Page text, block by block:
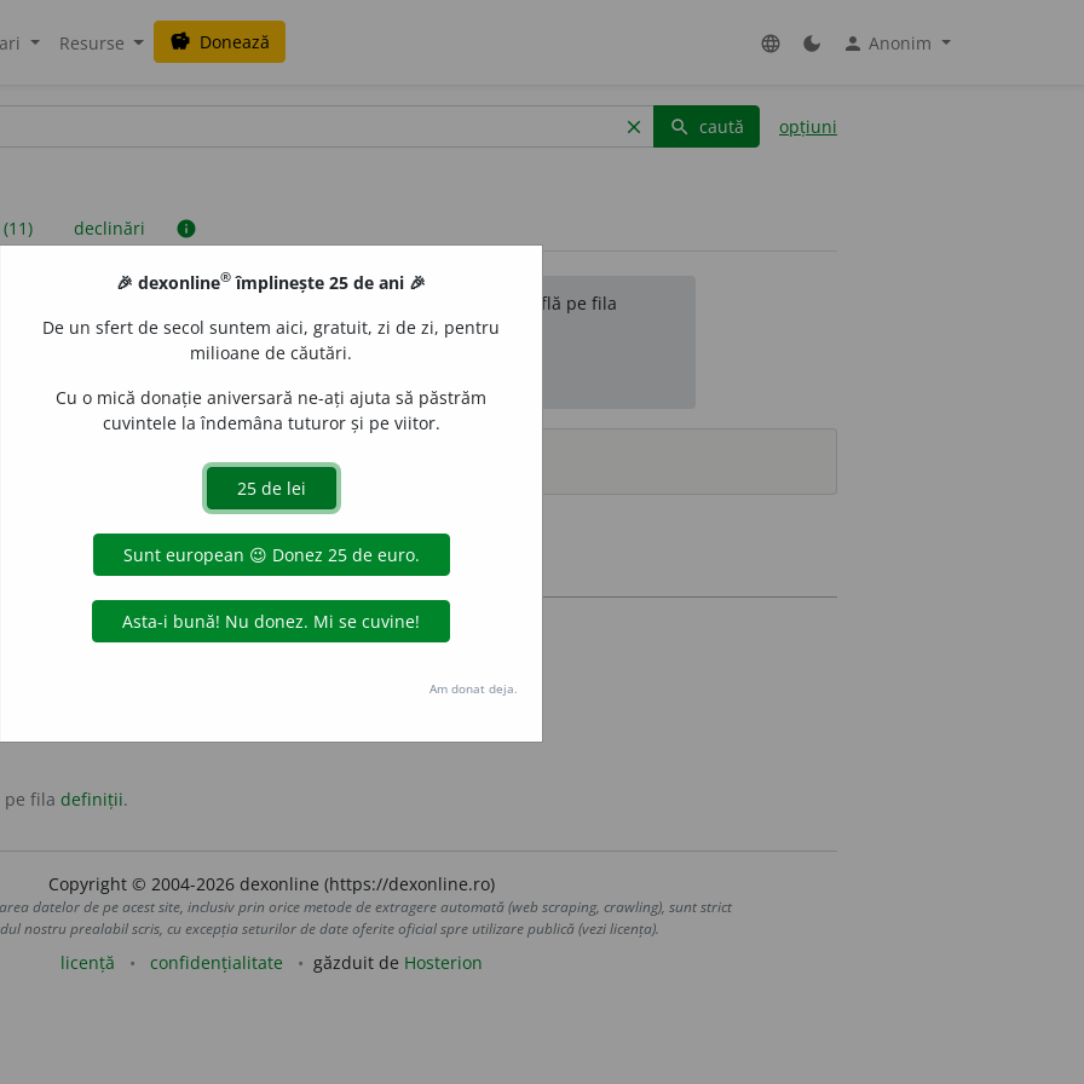
Resurse savings Donează language dark_mode person Anonim
clear search caută opțiuni
declinări info
sunt compilate de echipa dexonline. Definițiile originale se află pe fila
reordona filele pe pagina depreferințe.
surse
feminin
zvonuri, care scornește ceva.
pe fila definiții.
Copyright © 2004-2026 dexonline (https://dexonline.ro)
datelor de pe acest site, inclusiv prin orice metode de extragere automată (web scraping, crawling), sunt strict
nostru prealabil scris, cu excepția seturilor de date oferite oficial spre utilizare publică (vezi licența).
licență confidențialitate găzduit de Hosterion
🎉 dexonline® împlinește 25 de ani 🎉
De un sfert de secol suntem aici, gratuit, zi de zi, pentru
milioane de căutări.
Cu o mică donație aniversară ne-ați ajuta să păstrăm
cuvintele la îndemâna tuturor și pe viitor.
Am donat deja.